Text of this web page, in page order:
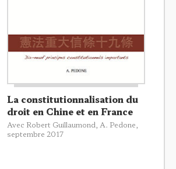
La constitutionnalisation du
droit en Chine et en France
Avec Robert Guillaumond,A. Pedone,
septembre 2017